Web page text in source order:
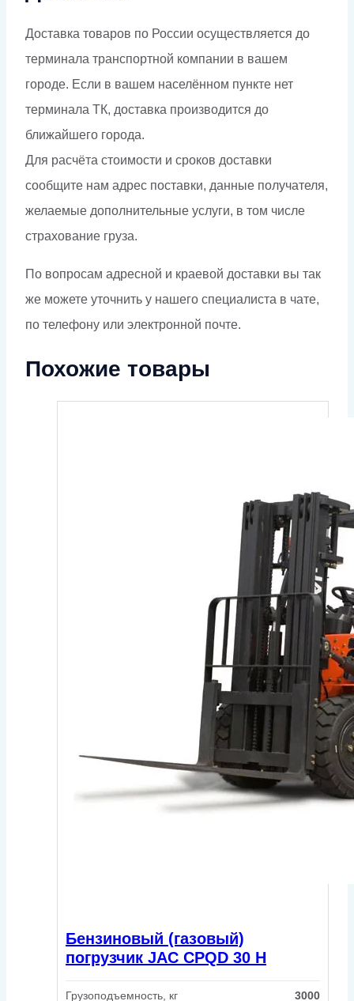
Доставка товаров по России осуществляется до
терминала транспортной компании в вашем
городе. Если в вашем населённом пункте нет
терминала ТК, доставка производится до
ближайшего города.
Для расчёта стоимости и сроков доставки
сообщите нам адрес поставки, данные получателя,
желаемые дополнительные услуги, в том числе
страхование груза.
По вопросам адресной и краевой доставки вы так
же можете уточнить у нашего специалиста в чате,
по телефону или электронной почте.
Похожие товары
Бензиновый (газовый)
погрузчик JAC CPQD 30 H
Грузоподъемность, кг 3000